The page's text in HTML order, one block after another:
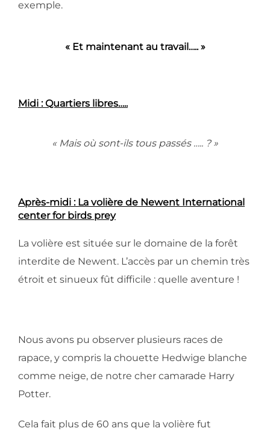
exemple.
« Et maintenant au travail….. »
Midi : Quartiers libres…..
« Mais où sont-ils tous passés ….. ? »
Après-midi : La volière de Newent International
center for birds prey
La volière est située sur le domaine de la forêt
interdite de Newent. L’accès par un chemin très
étroit et sinueux fût difficile : quelle aventure !
Nous avons pu observer plusieurs races de
rapace, y compris la chouette Hedwige blanche
comme neige, de notre cher camarade Harry
Potter.
Cela fait plus de 60 ans que la volière fut